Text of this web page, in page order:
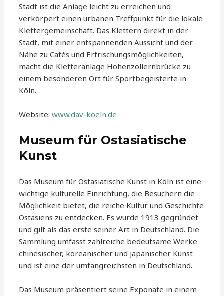
Stadt ist die Anlage leicht zu erreichen und
verkörpert einen urbanen Treffpunkt für die lokale
Klettergemeinschaft. Das Klettern direkt in der
Stadt, mit einer entspannenden Aussicht und der
Nähe zu Cafés und Erfrischungsmöglichkeiten,
macht die Kletteranlage Hohenzollernbrücke zu
einem besonderen Ort für Sportbegeisterte in
Köln.
Website:www.dav-koeln.de
Museum für Ostasiatische
Kunst
Das Museum für Ostasiatische Kunst in Köln ist eine
wichtige kulturelle Einrichtung, die Besuchern die
Möglichkeit bietet, die reiche Kultur und Geschichte
Ostasiens zu entdecken. Es wurde 1913 gegründet
und gilt als das erste seiner Art in Deutschland. Die
Sammlung umfasst zahlreiche bedeutsame Werke
chinesischer, koreanischer und japanischer Kunst
und ist eine der umfangreichsten in Deutschland.
Das Museum präsentiert seine Exponate in einem